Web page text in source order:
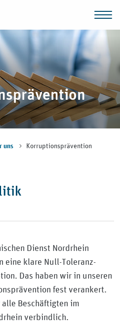
uns Korruptionsprävention
Dienst Nordrhein
eine klare Null-Toleranz-
Das haben wir in unseren
fest verankert.
Beschäftigten im
verbindlich.